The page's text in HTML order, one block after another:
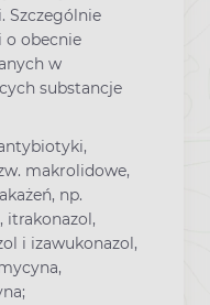
Szczególnie
o obecnie
w
substancje
makrolidowe,
np.
itrakonazol,
i izawukonazol,